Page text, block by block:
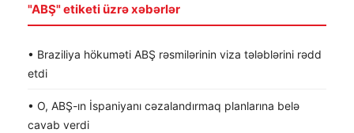
"ABŞ" etiketi üzrə xəbərlər
• Braziliya hökuməti ABŞ rəsmilərinin viza tələblərini rədd
etdi
• O, ABŞ-ın İspaniyanı cəzalandırmaq planlarına belə
cavab verdi